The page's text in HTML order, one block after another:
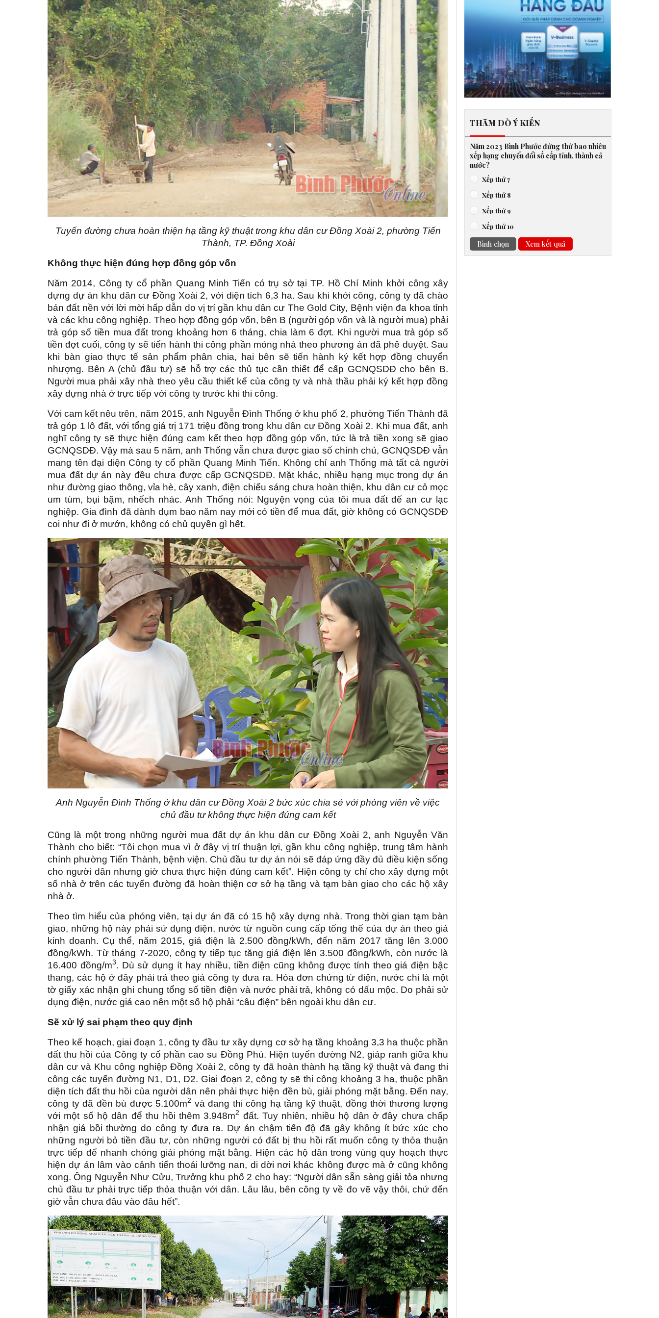
Tuyến đường chưa hoàn thiện hạ tầng kỹ thuật trong khu dân cư Ðồng Xoài 2, phường Tiến
Thành, TP. Ðồng Xoài
Không thực hiện đúng hợp đồng góp vốn
Năm 2014, Công ty cổ phần Quang Minh Tiến có trụ sở tại TP. Hồ Chí Minh khởi công xây
dựng dự án khu dân cư Đồng Xoài 2, với diện tích 6,3 ha. Sau khi khởi công, công ty đã chào
bán đất nền với lời mời hấp dẫn do vị trí gần khu dân cư The Gold City, Bệnh viện đa khoa tỉnh
và các khu công nghiệp. Theo hợp đồng góp vốn, bên B (người góp vốn và là người mua) phải
trả góp số tiền mua đất trong khoảng hơn 6 tháng, chia làm 6 đợt. Khi người mua trả góp số
tiền đợt cuối, công ty sẽ tiến hành thi công phần móng nhà theo phương án đã phê duyệt. Sau
khi bàn giao thực tế sản phẩm phân chia, hai bên sẽ tiến hành ký kết hợp đồng chuyển
nhượng. Bên A (chủ đầu tư) sẽ hỗ trợ các thủ tục cần thiết để cấp GCNQSDĐ cho bên B.
Người mua phải xây nhà theo yêu cầu thiết kế của công ty và nhà thầu phải ký kết hợp đồng
xây dựng nhà ở trực tiếp với công ty trước khi thi công.
Với cam kết nêu trên, năm 2015, anh Nguyễn Đình Thống ở khu phố 2, phường Tiến Thành đã
trả góp 1 lô đất, với tổng giá trị 171 triệu đồng trong khu dân cư Đồng Xoài 2. Khi mua đất, anh
nghĩ công ty sẽ thực hiện đúng cam kết theo hợp đồng góp vốn, tức là trả tiền xong sẽ giao
GCNQSDĐ. Vậy mà sau 5 năm, anh Thống vẫn chưa được giao sổ chính chủ, GCNQSDĐ vẫn
mang tên đại diện Công ty cổ phần Quang Minh Tiến. Không chỉ anh Thống mà tất cả người
mua đất dự án này đều chưa được cấp GCNQSDĐ. Mặt khác, nhiều hạng mục trong dự án
như đường giao thông, vỉa hè, cây xanh, điện chiếu sáng chưa hoàn thiện, khu dân cư cỏ mọc
um tùm, bụi bặm, nhếch nhác. Anh Thống nói: Nguyện vọng của tôi mua đất để an cư lạc
nghiệp. Gia đình đã dành dụm bao năm nay mới có tiền để mua đất, giờ không có GCNQSDĐ
coi như đi ở mướn, không có chủ quyền gì hết.
Anh Nguyễn Ðình Thống ở khu dân cư Ðồng Xoài 2 bức xúc chia sẻ với phóng viên về việc
chủ đầu tư không thực hiện đúng cam kết
Cũng là một trong những người mua đất dự án khu dân cư Đồng Xoài 2, anh Nguyễn Văn
Thành cho biết: “Tôi chọn mua vì ở đây vị trí thuận lợi, gần khu công nghiệp, trung tâm hành
chính phường Tiến Thành, bệnh viện. Chủ đầu tư dự án nói sẽ đáp ứng đầy đủ điều kiện sống
cho người dân nhưng giờ chưa thực hiện đúng cam kết”. Hiện công ty chỉ cho xây dựng một
số nhà ở trên các tuyến đường đã hoàn thiện cơ sở hạ tầng và tạm bàn giao cho các hộ xây
nhà ở.
Theo tìm hiểu của phóng viên, tại dự án đã có 15 hộ xây dựng nhà. Trong thời gian tạm bàn
giao, những hộ này phải sử dụng điện, nước từ nguồn cung cấp tổng thể của dự án theo giá
kinh doanh. Cụ thể, năm 2015, giá điện là 2.500 đồng/kWh, đến năm 2017 tăng lên 3.000
đồng/kWh. Từ tháng 7-2020, công ty tiếp tục tăng giá điện lên 3.500 đồng/kWh, còn nước là
16.400 đồng/m3. Dù sử dụng ít hay nhiều, tiền điện cũng không được tính theo giá điện bậc
thang, các hộ ở đây phải trả theo giá công ty đưa ra. Hóa đơn chứng từ điện, nước chỉ là một
tờ giấy xác nhận ghi chung tổng số tiền điện và nước phải trả, không có dấu mộc. Do phải sử
dụng điện, nước giá cao nên một số hộ phải “câu điện” bên ngoài khu dân cư.
Sẽ xử lý sai phạm theo quy định
Theo kế hoạch, giai đoạn 1, công ty đầu tư xây dựng cơ sở hạ tầng khoảng 3,3 ha thuộc phần
đất thu hồi của Công ty cổ phần cao su Đồng Phú. Hiện tuyến đường N2, giáp ranh giữa khu
dân cư và Khu công nghiệp Đồng Xoài 2, công ty đã hoàn thành hạ tầng kỹ thuật và đang thi
công các tuyến đường N1, D1, D2. Giai đoạn 2, công ty sẽ thi công khoảng 3 ha, thuộc phần
diện tích đất thu hồi của người dân nên phải thực hiện đền bù, giải phóng mặt bằng. Đến nay,
công ty đã đền bù được 5.100m2 và đang thi công hạ tầng kỹ thuật, đồng thời thương lượng
với một số hộ dân để thu hồi thêm 3.948m2 đất. Tuy nhiên, nhiều hộ dân ở đây chưa chấp
nhận giá bồi thường do công ty đưa ra. Dự án chậm tiến độ đã gây không ít bức xúc cho
những người bỏ tiền đầu tư, còn những người có đất bị thu hồi rất muốn công ty thỏa thuận
trực tiếp để nhanh chóng giải phóng mặt bằng. Hiện các hộ dân trong vùng quy hoạch thực
hiện dự án lâm vào cảnh tiến thoái lưỡng nan, di dời nơi khác không được mà ở cũng không
xong. Ông Nguyễn Như Cửu, Trưởng khu phố 2 cho hay: “Người dân sẵn sàng giải tỏa nhưng
chủ đầu tư phải trực tiếp thỏa thuận với dân. Lâu lâu, bên công ty về đo vẽ vậy thôi, chứ đến
giờ vẫn chưa đâu vào đâu hết”.
THĂM DÒ Ý KIẾN
Năm 2023 Bình Phước đứng thứ bao nhiêu
xếp hạng chuyển đổi số cấp tỉnh, thành cả
nước?
Xếp thứ 7
Xếp thứ 8
Xếp thứ 9
Xếp thứ 10
Bình chọn Xem kết quả